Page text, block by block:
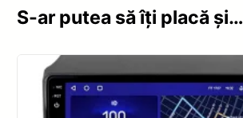
S-ar putea să îți placă și…